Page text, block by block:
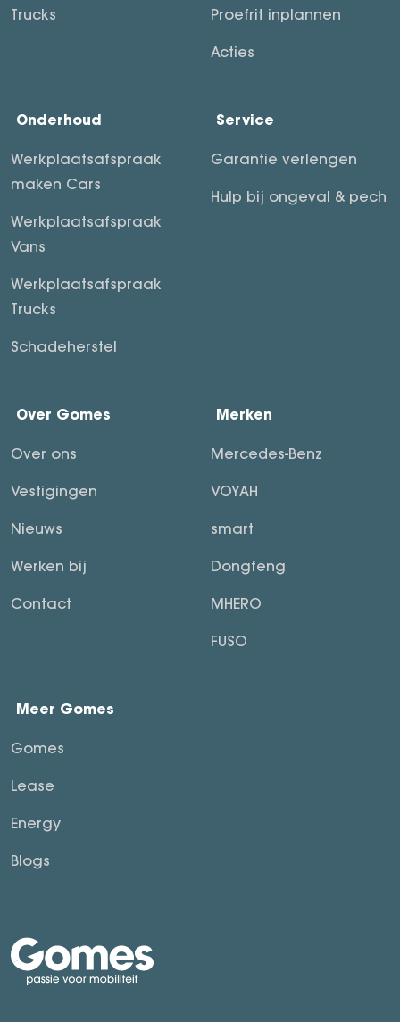
Trucks Proefrit inplannen
Acties
Onderhoud
Werkplaatsafspraak
maken Cars
Werkplaatsafspraak
Vans
Werkplaatsafspraak
Trucks
Schadeherstel
Service
Garantie verlengen
Hulp bij ongeval & pech
Over Gomes
Over ons
Vestigingen
Nieuws
Werken bij
Contact
Merken
Mercedes-Benz
VOYAH
smart
Dongfeng
MHERO
FUSO
Meer Gomes
Gomes
Lease
Energy
Blogs